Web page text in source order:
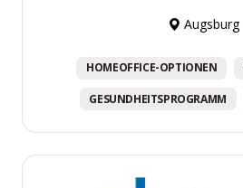
Augsburg
HOMEOFFICE-OPTIONEN
GESUNDHEITSPROGRAMM